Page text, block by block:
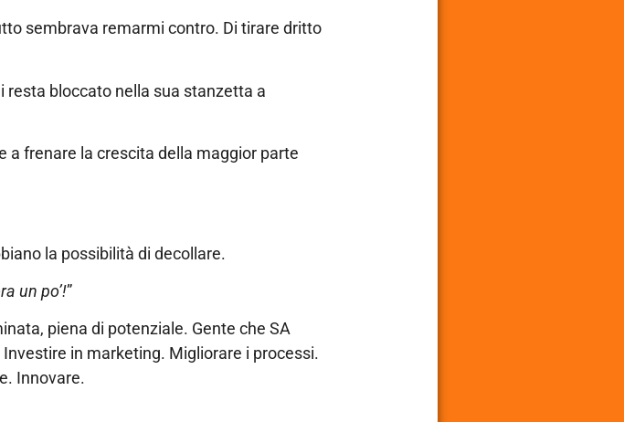
sembrava remarmi contro. Di tirare dritto
resta bloccato nella sua stanzetta a
a frenare la crescita della maggior parte
la possibilità di decollare.
un po’!”
piena di potenziale. Gente che SA
in marketing. Migliorare i processi.
Innovare.